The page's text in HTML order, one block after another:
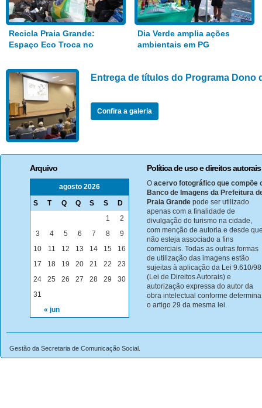
Recicla Praia Grande:
Espaço Eco Troca no
Dia Verde amplia ações
ambientais em PG
Entrega de títulos do Programa Dono
Confira a galeria
Arquivo
agosto 2026
S
T Q Q S S D
« jun
1
2
3
4 5 6 7 8
9
10
11 12 13 14 15
16
17
18 19 20 21 22
23
24
25 26 27 28 29
30
31
Política de uso e direitos autorais
O acervo fotográfico que compõe
Banco de Imagens da Prefeitura
Praia Grande pode ser utilizado
apenas com a finalidade de
divulgação do turismo na cidade,
com menção de autoria e desde
não esteja associado a fins
comerciais. Todas as outras formas
de utilização das imagens estão
sujeitas à aplicação da Lei 9.610/98
(Lei de Direitos Autorais) e
autorização expressa do autor da
obra intelectual conforme determina
o artigo 29 da mesma lei.
Gestão da Secretaria de Comunicação Social.